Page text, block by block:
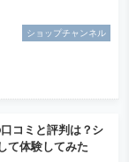
ショップチャンネル
コミと評判は？シ
て体験してみた